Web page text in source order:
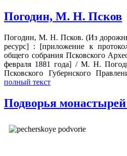
Погодин, М. Н. Псков
Погодин, М. Н. Псков. (Из
ресурс] : [приложение к
общего собрания Псковского
февраля 1881 года] / М. Н.
Псковского Губернского
полный текст
Подворья